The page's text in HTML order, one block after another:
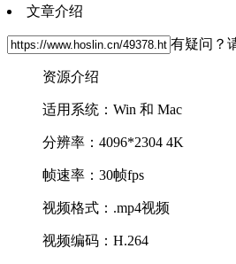
文章介绍
有疑问？
资源介绍
适用系统：Win 和 Mac
分辨率：4096*2304 4K
帧速率：30帧fps
视频格式：.mp4视频
视频编码：H.264